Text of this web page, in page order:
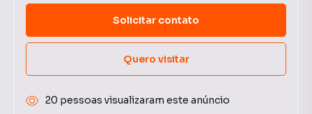
Solicitar contato
Quero visitar
20 pessoas visualizaram este anúncio